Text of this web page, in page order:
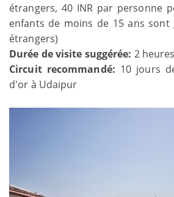
étrangers, 40 INR par personne
enfants de moins de 15 ans
étrangers)
Durée de visite suggérée: 2 heures
Circuit recommandé: 10 jours
d'or à Udaipur